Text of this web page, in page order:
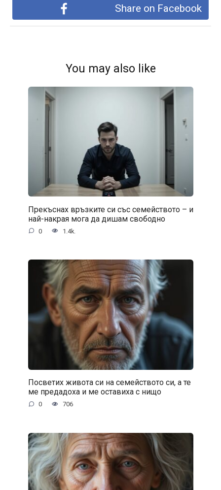
Share on Facebook
You may also like
Прекъснах връзките си със семейството – и
най-накрая мога да дишам свободно
0 1.4k.
Посветих живота си на семейството си, а те
ме предадоха и ме оставиха с нищо
0 706